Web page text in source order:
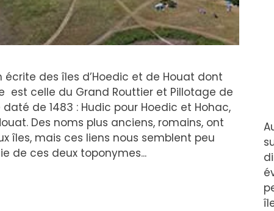
des îles d’Hoedic et de Houat dont
est celle du Grand Routtier et Pillotage de
de 1483 : Hudic pour Hoedic et Hohac,
Des noms plus anciens, romains, ont
îles, mais ces liens nous semblent peu
de ces deux toponymes...